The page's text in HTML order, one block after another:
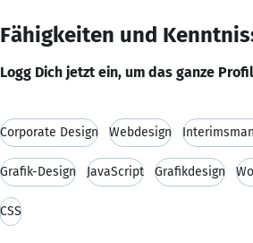
Fähigkeiten und
Logg Dich jetzt ein, um das ganze
Corporate Design Webdesign
Grafik-Design JavaScript Grafikdesign
CSS